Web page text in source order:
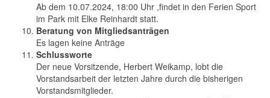
Ab dem 10.07.2024, 18:00 Uhr ,findet in den Ferien Sport
im Park mit Elke Reinhardt statt.
Beratung von Mitgliedsanträgen
Es lagen keine Anträge
Schlussworte
Der neue Vorsitzende, Herbert Weikamp, lobt die
Vorstandsarbeit der letzten Jahre durch die bisherigen
Vorstandsmitglieder.